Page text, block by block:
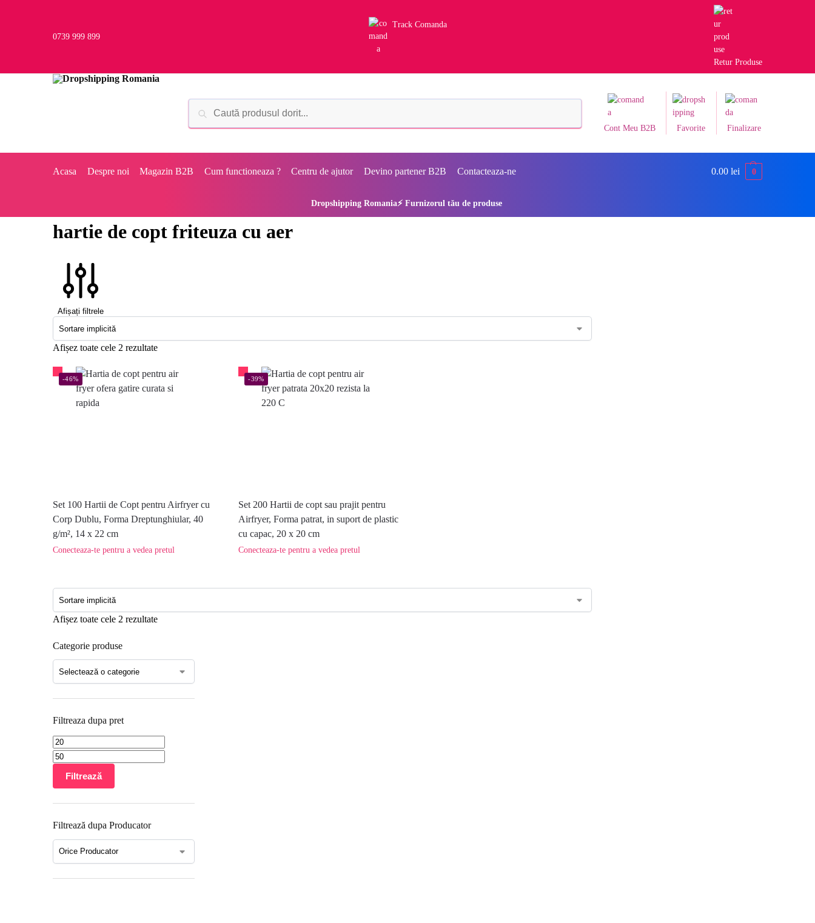
0739 999 899
Track Comanda
Retur Produse
Cont Meu B2B Favorite Finalizare
Acasa Despre noi Magazin B2B Cum functioneaza ? Centru de ajutor Devino partener B2B Contacteaza-ne 0.00 lei 0
Dropshipping Romania⚡ Furnizorul tău de produse
hartie de copt friteuza cu aer
Afișați filtrele
Afișez toate cele 2 rezultate
-46%
Set 100 Hartii de Copt pentru Airfryer cu
Corp Dublu, Forma Dreptunghiular, 40
g/m², 14 x 22 cm
Conecteaza-te pentru a vedea pretul
-39%
Set 200 Hartii de copt sau prajit pentru
Airfryer, Forma patrat, in suport de plastic
cu capac, 20 x 20 cm
Conecteaza-te pentru a vedea pretul
Afișez toate cele 2 rezultate
Categorie produse
Filtreaza dupa pret
Filtrează
Filtrează dupa Producator